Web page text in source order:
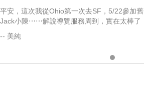
平安，這次我從Ohio第一次去SF，5/22參加
Jack小陳⋯⋯解說導覽服務周到，實在太棒了
-- 美純